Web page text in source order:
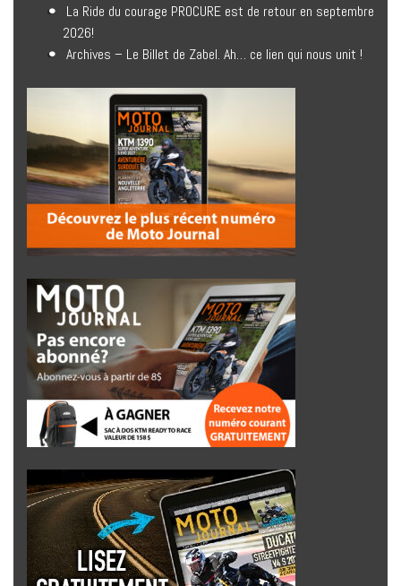
La Ride du courage PROCURE est de retour en septembre
2026!
Archives – Le Billet de Zabel. Ah… ce lien qui nous unit !